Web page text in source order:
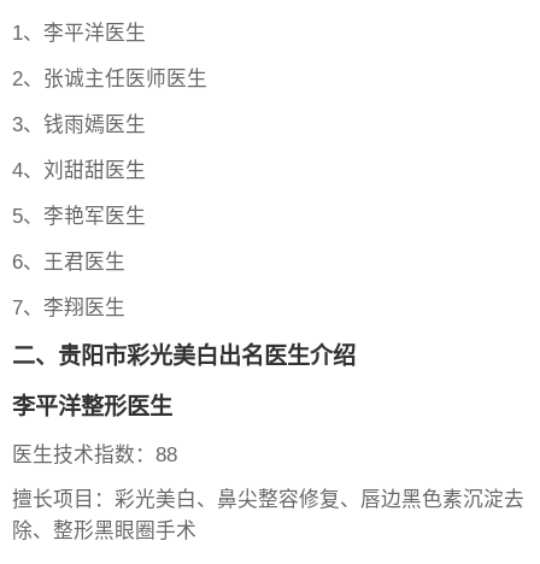
1、李平洋医生
2、张诚主任医师医生
3、钱雨嫣医生
4、刘甜甜医生
5、李艳军医生
6、王君医生
7、李翔医生
二、贵阳市彩光美白出名医生介绍
李平洋整形医生
医生技术指数：88
擅长项目：彩光美白、鼻尖整容修复、唇边黑色素沉淀去
除、整形黑眼圈手术